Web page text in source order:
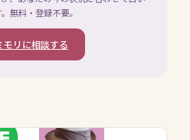
。無料・登録不要。
モリに相談する